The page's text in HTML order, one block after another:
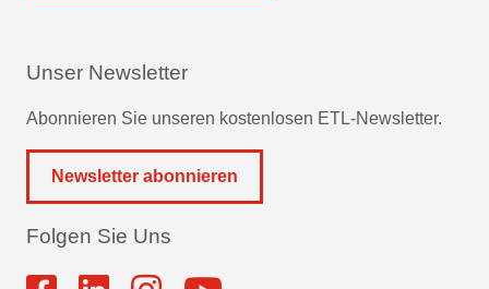
Unser Newsletter
Abonnieren Sie unseren kostenlosen ETL-Newsletter.
Newsletter abonnieren
Folgen Sie Uns